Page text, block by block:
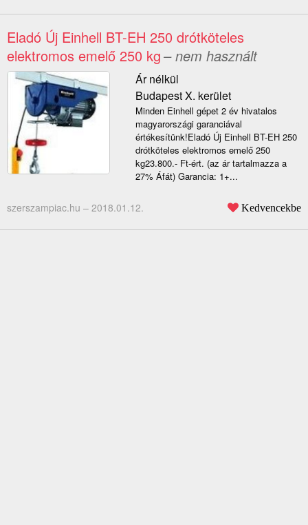
Eladó Új Einhell BT-EH 250 drótköteles
elektromos emelő 250 kg– nem használt
Ár nélkül
Budapest X. kerület
Minden Einhell gépet 2 év hivatalos
magyarországi garanciával
értékesítünk!Eladó Új Einhell BT-EH 250
drótköteles elektromos emelő 250
kg23.800.- Ft-ért. (az ár tartalmazza a
27% Áfát) Garancia: 1+...
szerszampiac.hu – 2018.01.12. Kedvencekbe